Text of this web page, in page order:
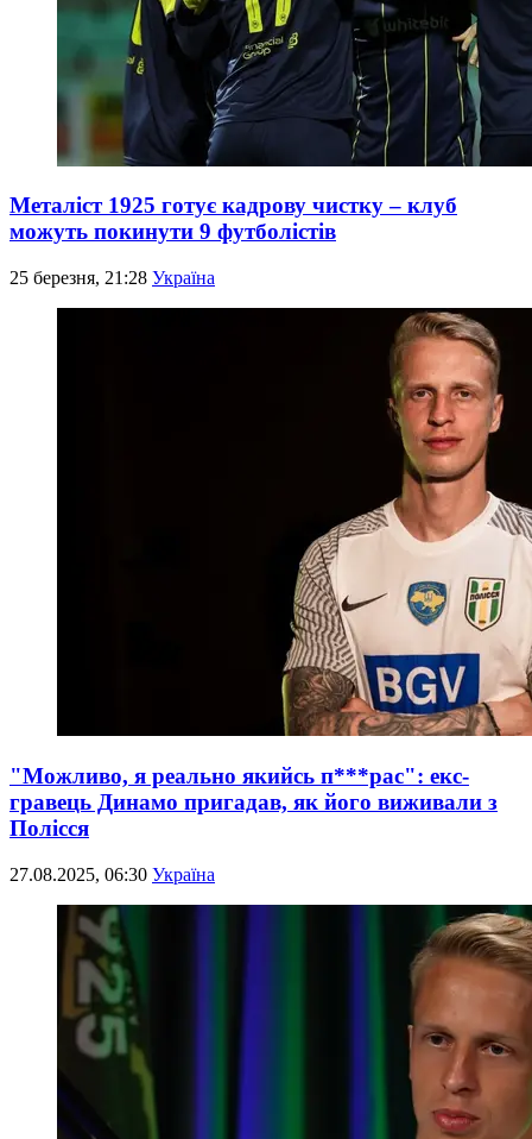
Металіст 1925 готує кадрову чистку – клуб
можуть покинути 9 футболістів
25 березня, 21:28 Україна
"Можливо, я реально якийсь п***рас": екс-
гравець Динамо пригадав, як його виживали з
Полісся
27.08.2025, 06:30 Україна